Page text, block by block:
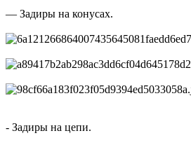
— Задиры на конусах.
- Задиры на цепи.